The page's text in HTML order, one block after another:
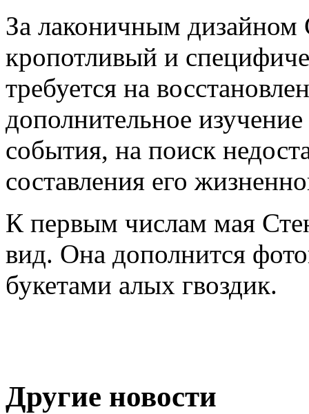
За лаконичным дизайном
кропотливый и
требуется на
дополнительное
события, на поиск
составления его
К первым числам мая
вид. Она дополнится
букетами алых гвоздик.
Другие новости